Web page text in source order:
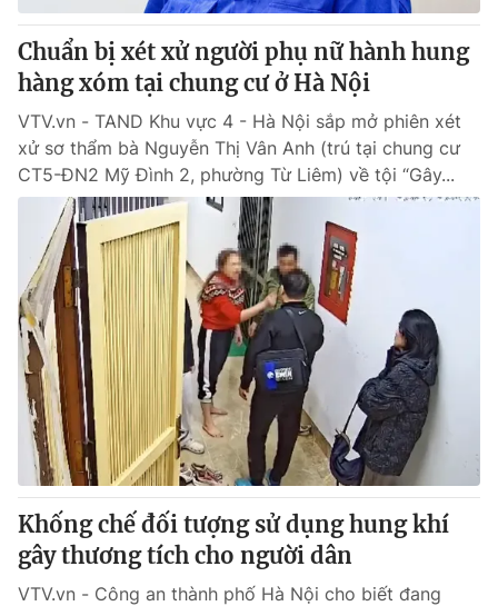
Chuẩn bị xét xử người phụ nữ hành hung
hàng xóm tại chung cư ở Hà Nội
VTV.vn - TAND Khu vực 4 - Hà Nội sắp mở phiên xét
xử sơ thẩm bà Nguyễn Thị Vân Anh (trú tại chung cư
CT5-ĐN2 Mỹ Đình 2, phường Từ Liêm) về tội “Gây...
Khống chế đối tượng sử dụng hung khí
gây thương tích cho người dân
VTV.vn - Công an thành phố Hà Nội cho biết đang